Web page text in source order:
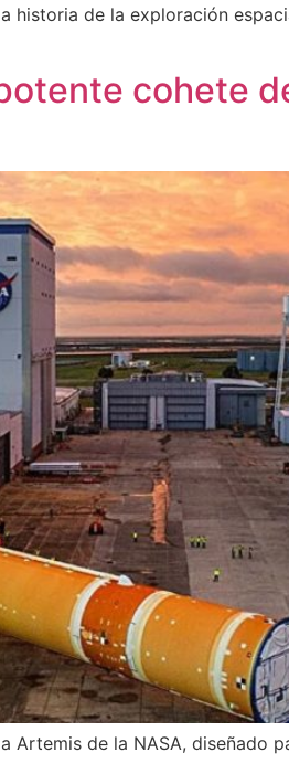
de la exploración
cohete
de la NASA, diseñado